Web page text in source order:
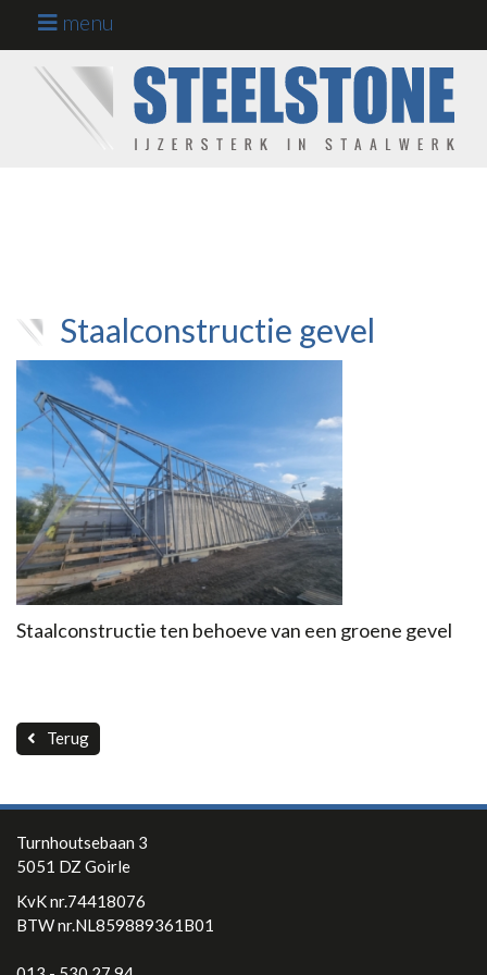
menu
Staalconstructies
op maat
Werken en
leren bij ons
Over ons
Contact
Staalconstructie gevel
Staalconstructie ten behoeve van een groene gevel
Terug
Turnhoutsebaan 3
5051 DZ Goirle
KvK nr.74418076
BTW nr.NL859889361B01